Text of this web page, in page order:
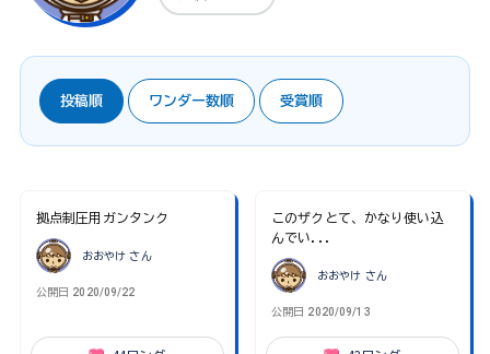
投稿順 ワンダー数順 受賞順
拠点制圧用ガンタンク
おおやけ さん
公開日 2020/09/22
このザクとて、かなり使い込
んでい...
おおやけ さん
公開日 2020/09/13